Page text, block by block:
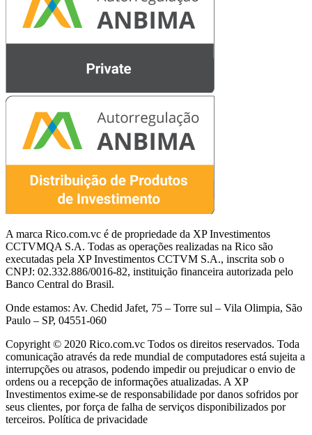
A marca Rico.com.vc é de propriedade da XP Investimentos
CCTVMQA S.A. Todas as operações realizadas na Rico são
executadas pela XP Investimentos CCTVM S.A., inscrita sob o
CNPJ: 02.332.886/0016-82, instituição financeira autorizada pelo
Banco Central do Brasil.
Onde estamos: Av. Chedid Jafet, 75 – Torre sul – Vila Olimpia, São
Paulo – SP, 04551-060
Copyright © 2020 Rico.com.vc Todos os direitos reservados. Toda
comunicação através da rede mundial de computadores está sujeita a
interrupções ou atrasos, podendo impedir ou prejudicar o envio de
ordens ou a recepção de informações atualizadas. A XP
Investimentos exime-se de responsabilidade por danos sofridos por
seus clientes, por força de falha de serviços disponibilizados por
terceiros. Política de privacidade